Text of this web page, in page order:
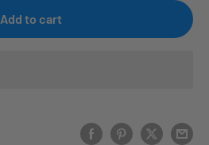
Add to cart